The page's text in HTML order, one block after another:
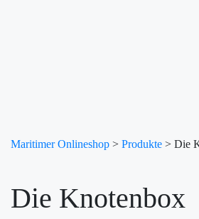
Maritimer Onlineshop > Produkte > Die
Die Knotenbox